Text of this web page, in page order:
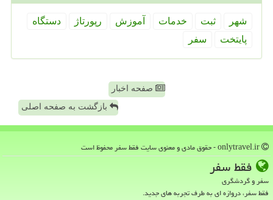
شهر ثبت خدمات آموزش رپورتاژ
دستگاه
پایتخت
سفر
صفحه اخبار
بازگشت به صفحه اصلی
فقط سفر
سفر و گردشگری
فقط سفر، دروازه ای به طرف تجربه های جدید.